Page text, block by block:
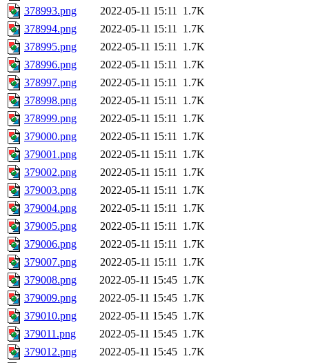
378993.png
2022-05-11 15:11 1.7K
378994.png
2022-05-11 15:11 1.7K
378995.png
2022-05-11 15:11 1.7K
378996.png
2022-05-11 15:11 1.7K
378997.png
2022-05-11 15:11 1.7K
378998.png
2022-05-11 15:11 1.7K
378999.png
2022-05-11 15:11 1.7K
379000.png
2022-05-11 15:11 1.7K
379001.png
2022-05-11 15:11 1.7K
379002.png
2022-05-11 15:11 1.7K
379003.png
2022-05-11 15:11 1.7K
379004.png
2022-05-11 15:11 1.7K
379005.png
2022-05-11 15:11 1.7K
379006.png
2022-05-11 15:11 1.7K
379007.png
2022-05-11 15:11 1.7K
379008.png
2022-05-11 15:45 1.7K
379009.png
2022-05-11 15:45 1.7K
379010.png
2022-05-11 15:45 1.7K
379011.png
2022-05-11 15:45 1.7K
379012.png
2022-05-11 15:45 1.7K